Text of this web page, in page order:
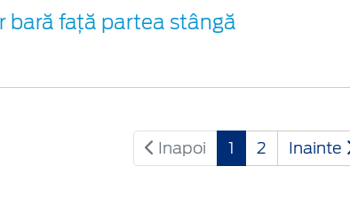
bară față partea stângă
Inapoi 1 2 Inainte